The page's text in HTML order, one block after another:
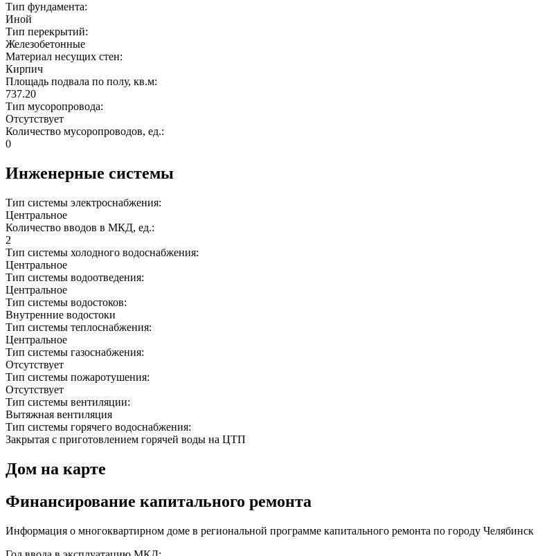
Тип фундамента:
Иной
Тип перекрытий:
Железобетонные
Материал несущих стен:
Кирпич
Площадь подвала по полу, кв.м:
737.20
Тип мусоропровода:
Отсутствует
Количество мусоропроводов, ед.:
0
Инженерные системы
Тип системы электроснабжения:
Центральное
Количество вводов в МКД, ед.:
2
Тип системы холодного водоснабжения:
Центральное
Тип системы водоотведения:
Центральное
Тип системы водостоков:
Внутренние водостоки
Тип системы теплоснабжения:
Центральное
Тип системы газоснабжения:
Отсутствует
Тип системы пожаротушения:
Отсутствует
Тип системы вентиляции:
Вытяжная вентиляция
Тип системы горячего водоснабжения:
Закрытая с приготовлением горячей воды на ЦТП
Дом на карте
Финансирование капитального ремонта
Информация о многоквартирном доме в региональной программе капитального ремонта по городу Челябинск